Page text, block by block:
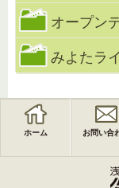
オープン
みよたラ
ホーム お問い合